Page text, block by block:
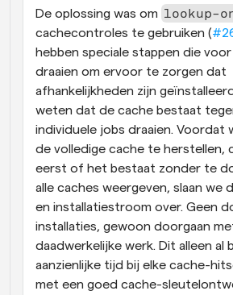
De oplossing was om lookup-
cachecontroles te gebruiken (
hebben speciale stappen die voor
draaien om ervoor te zorgen dat
afhankelijkheden zijn
weten dat de cache bestaat
individuele jobs draaien. Voordat
de volledige cache te herstellen,
eerst of het bestaat zonder te
alle caches weergeven, slaan we
en installatiestroom over. Geen
installaties, gewoon doorgaan
daadwerkelijke werk. Dit alleen al
aanzienlijke tijd bij elke cache-
met een goed cache-